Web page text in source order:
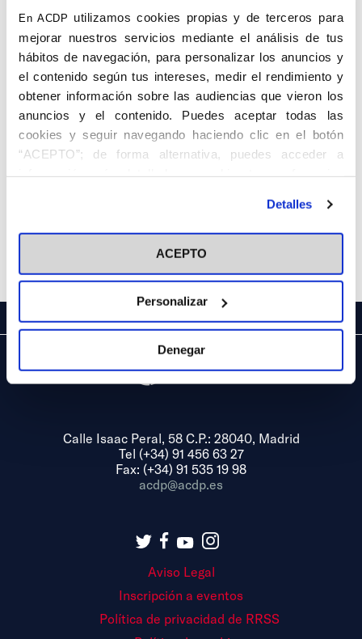
En ACDP utilizamos cookies propias y de terceros para
mejorar nuestros servicios mediante el análisis de tus
hábitos de navegación, para personalizar los anuncios y
el contenido según tus intereses, medir el rendimiento y
obtener información sobre las audiencias que vieron los
anuncios y el contenido. Puedes aceptar todas las
cookies y seguir navegando haciendo clic en el botón
“ACEPTO”; de forma alternativa, puedes acceder a
información más detallada y cambiar tus preferencias
en el botón "Personalizar". Para más información puedes
visitar nuestra Política de Cookies
Detalles
ACEPTO
Personalizar
Denegar
Calle Isaac Peral, 58 C.P.: 28040, Madrid
Tel (+34) 91 456 63 27
Fax: (+34) 91 535 19 98
acdp@acdp.es
Aviso Legal
Inscripción a eventos
Política de privacidad de RRSS